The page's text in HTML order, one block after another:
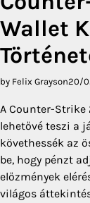
Wallet
by Felix Grayson20/
A Counter-Strike
lehetővé teszi a
követhessék az
be, hogy pénzt
előzmények
világos